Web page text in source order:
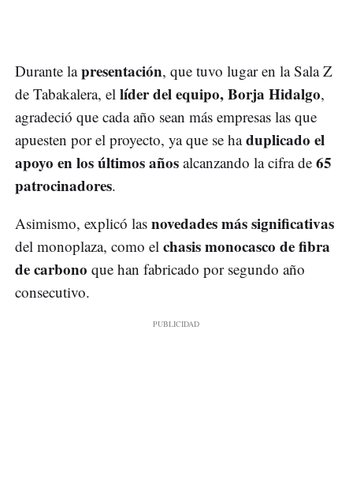
Durante lapresentación, que tuvo lugar en la Sala Z
de Tabakalera, el líder del equipo, Borja Hidalgo,
agradeció que cada año sean más empresas las que
apuesten por el proyecto, ya que se haduplicado el
apoyo en los últimos años alcanzando la cifra de 65
patrocinadores.
Asimismo, explicó las novedades más significativas
del monoplaza, como el chasis monocasco de fibra
de carbono que han fabricado por segundo año
consecutivo.